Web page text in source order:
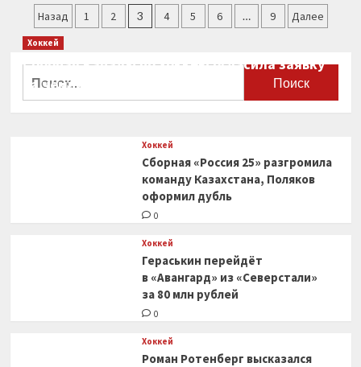
Расписание
седьмого
Пагинация
записей
Назад 1 2 3 4 5 6 … 9 Далее
Хоккей
Сборная Канады по хоккею огласила заявку
на чемпионат мира
Хоккей
Сборная «Россия 25» разгромила
команду Казахстана, Поляков
оформил дубль
0
Хоккей
Гераськин перейдёт
в «Авангард» из «Северстали»
за 80 млн рублей
0
Хоккей
Роман Ротенберг высказался